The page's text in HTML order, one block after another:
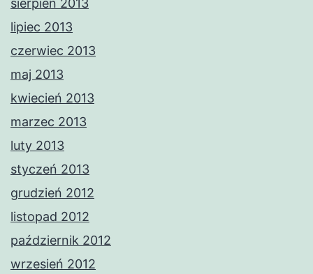
sierpień 2013
lipiec 2013
czerwiec 2013
maj 2013
kwiecień 2013
marzec 2013
luty 2013
styczeń 2013
grudzień 2012
listopad 2012
październik 2012
wrzesień 2012